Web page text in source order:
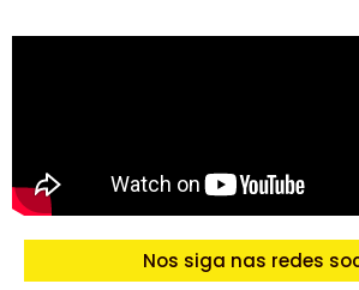
Nos siga nas redes